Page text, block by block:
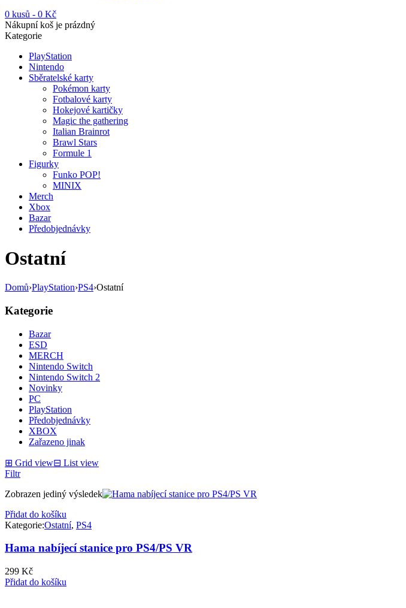
0 kusů - 0 Kč
Nákupní koš je prázdný
Kategorie
PlayStation
Nintendo
Sběratelské karty
Pokémon karty
Fotbalové karty
Hokejové kartičky
Magic the gathering
Italian Brainrot
Brawl Stars
Formule 1
Figurky
Funko POP!
MINIX
Merch
Xbox
Bazar
Předobjednávky
Ostatní
Domů›PlayStation›PS4›Ostatní
Kategorie
Bazar
ESD
MERCH
Nintendo Switch
Nintendo Switch 2
Novinky
PC
PlayStation
Předobjednávky
XBOX
Zařazeno jinak
⊞ Grid view⊟ List view
Filtr
Zobrazen jediný výsledek
Přidat do košíku
Kategorie:Ostatní, PS4
Hama nabíjecí stanice pro PS4/PS VR
299 Kč
Přidat do košíku